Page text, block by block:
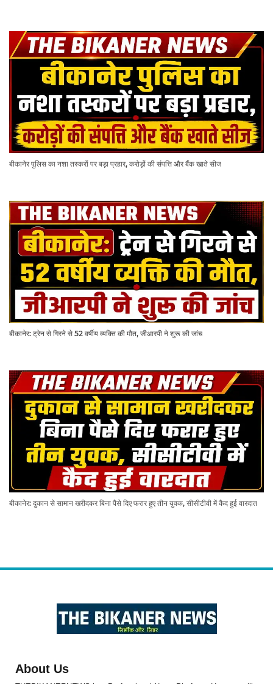
बीकानेर पुलिस का नशा तस्करों पर बड़ा प्रहार, करोड़ों की संपत्ति और बैंक खाते सीज
बीकानेर: ट्रेन से गिरने से 52 वर्षीय व्यक्ति की मौत, जीआरपी ने शुरू की जांच
बीकानेर: दुकान से सामान खरीदकर बिना पैसे दिए फरार हुए तीन युवक, सीसीटीवी में कैद हुई वारदात
About Us